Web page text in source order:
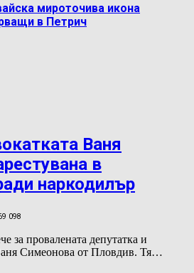
мироточива икона
в Петрич
Ваня
в
наркодилър
9 098
за провалената депутатка и
Симеонова от Пловдив. Тя…